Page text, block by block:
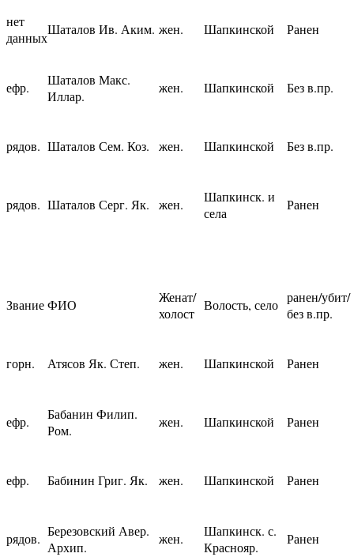
нет
данных
Шаталов Ив. Аким. жен. Шапкинской Ранен
ефр.
Шаталов Макс.
Иллар.
жен. Шапкинской Без в.пр.
рядов. Шаталов Сем. Коз. жен. Шапкинской Без в.пр.
рядов. Шаталов Серг. Як. жен.
Шапкинск. и
села
Ранен
ЗваниеФИО
Женат/
холост
Волость, село ранен/убит/
без в.пр.
горн. Атясов Як. Степ. жен. Шапкинской Ранен
ефр.
Бабанин Филип.
Ром.
жен. Шапкинской Ранен
ефр. Бабинин Григ. Як. жен. Шапкинской Ранен
рядов. Березовский Авер.
Архип.
жен.
Шапкинск. с.
Краснояр.
Ранен